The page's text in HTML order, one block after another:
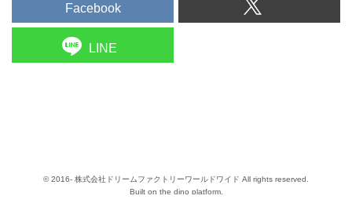
Facebook
LINE
© 2016- 株式会社ドリームファクトリーワールドワイド All rights reserved.
Built on the dino platform.